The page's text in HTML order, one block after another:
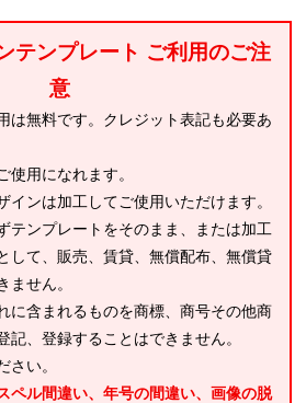
テンプレート ご利用のご注
意
は無料です。クレジット表記も必要あ
用になれます。
ンは加工してご使用いただけます。
テンプレートをそのまま、または加工
して、販売、賃貸、無償配布、無償貸
ません。
に含まれるものを商標、商号その他商
記、登録することはできません。
い。
ペル間違い、年号の間違い、画像の脱